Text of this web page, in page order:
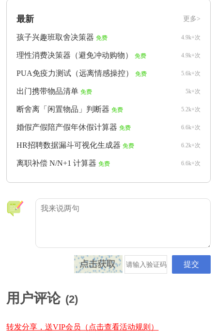
更多>
最新
4.9k+次
孩子兴趣班取舍决策器 免费
4.9k+次
理性消费决策器（避免冲动购物） 免费
5.6k+次
PUA免疫力测试（远离情感操控） 免费
5k+次
出门携带物品清单 免费
5.2k+次
断舍离「闲置物品」判断器 免费
6.6k+次
婚假产假陪产假年休假计算器 免费
6.2k+次
HR招聘数据漏斗可视化生成器 免费
6.6k+次
离职补偿 N/N+1 计算器 免费
用户评论 (2)
转发分享，送VIP会员（点击查看活动规则）